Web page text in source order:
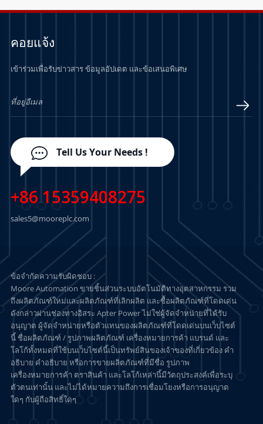
คอยแจ้ง
เข้าร่วมเพื่อรับข่าวสาร ข้อมูลอัปเดต และข้อเสนอพิเศษ
Tell Us Your Needs !
+86 15359408275
sales5@mooreplc.com
ข้อจำกัดความรับผิดชอบ :
Moore Automation ขายชิ้นส่วนระบบอัตโนมัติทางอุตสาหกรรม รวม
ถึงผลิตภัณฑ์ใหม่และผลิตภัณฑ์ที่เลิกผลิต และซื้อผลิตภัณฑ์ที่โดดเด่น
ดังกล่าวผ่านช่องทางอิสระ Apter Power ไม่ใช่ผู้จัดจำหน่ายที่ได้รับ
อนุญาต ผู้จัดจำหน่ายหรือตัวแทนของผลิตภัณฑ์ที่โดดเด่นบนเว็บไซต์
นี้ ชื่อผลิตภัณฑ์ / รูปภาพผลิตภัณฑ์ เครื่องหมายการค้า แบรนด์ และ
โลโก้ทั้งหมดที่ใช้บนเว็บไซต์นี้เป็นทรัพย์สินของเจ้าของที่เกี่ยวข้อง คำ
อธิบาย คำอธิบาย หรือการขายผลิตภัณฑ์ที่มีชื่อ รูปภาพ
เครื่องหมายการค้า ตราสินค้า และโลโก้เหล่านี้มีวัตถุประสงค์เพื่อระบุ
ตัวตนเท่านั้น และไม่ได้หมายความถึงการเชื่อมโยงหรือการอนุญาต
ใดๆ กับผู้ถือสิทธิ์ใดๆ